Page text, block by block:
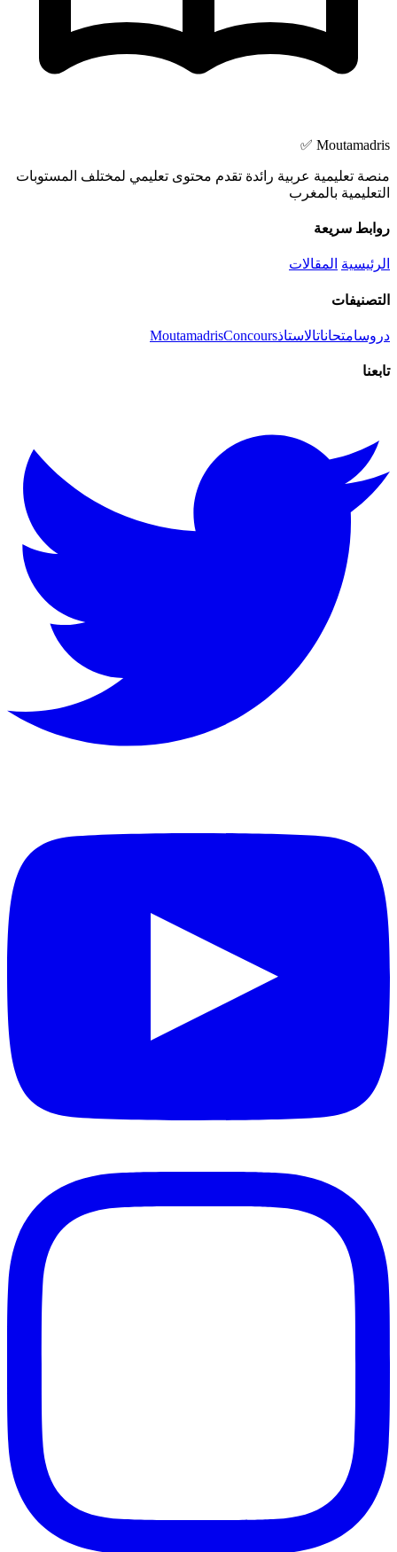
Moutamadris ✅
منصة تعليمية عربية رائدة تقدم محتوى تعليمي لمختلف المستوبات
التعليمية بالمغرب
روابط سريعة
الرئيسية المقالات
التصنيفات
دروسامتحاناتالاستاذ MoutamadrisConcours
تابعنا